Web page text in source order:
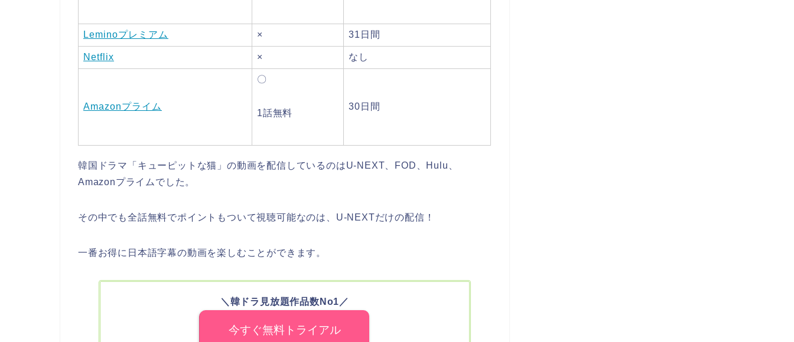
Leminoプレミアム × 31日間
Netflix × なし
Amazonプライム
〇
1話無料
30日間
韓国ドラマ「キューピットな猫」の動画を配信しているのはU-NEXT、FOD、Hulu、
Amazonプライムでした。
その中でも全話無料でポイントもついて視聴可能なのは、U-NEXTだけの配信！
一番お得に日本語字幕の動画を楽しむことができます。
＼韓ドラ見放題作品数No1／
今すぐ無料トライアル